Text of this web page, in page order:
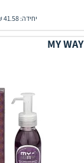
יחידה: 41.58 ₪ ל-100 מ"ל
MY WAY